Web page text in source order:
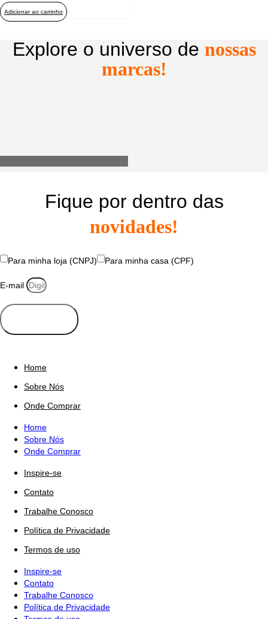
Adicionar ao carrinho
Explore o universo de nossas
marcas!
Fique por dentro das
novidades!
Para minha loja (CNPJ) Para minha casa (CPF)
E-mail
Home
Sobre Nós
Onde Comprar
Home
Sobre Nós
Onde Comprar
Inspire-se
Contato
Trabalhe Conosco
Política de Privacidade
Termos de uso
Inspire-se
Contato
Trabalhe Conosco
Política de Privacidade